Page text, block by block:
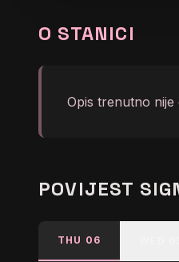
O STANICI
Opis trenutno nije
POVIJEST
THU 06